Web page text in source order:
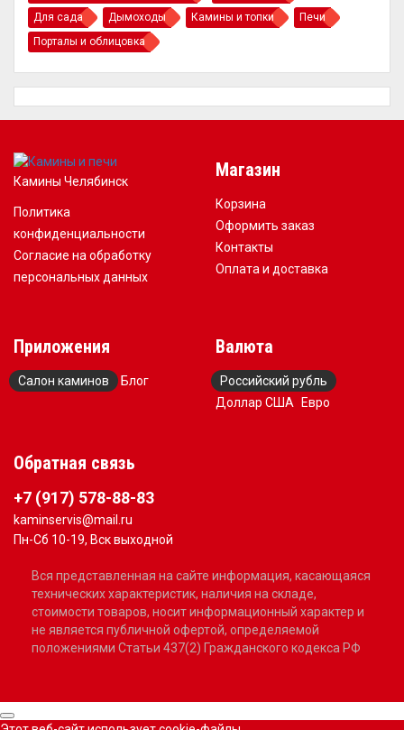
Для сада
Дымоходы Камины и топки
Печи
Порталы и облицовка
Камины Челябинск
Политика
конфиденциальности
Согласие на обработку
персональных данных
Магазин
Корзина
Оформить заказ
Контакты
Оплата и доставка
Приложения
Салон каминов Блог
Валюта
Российский рубль
Доллар США
Евро
Обратная связь
+7 (917) 578-88-83
kaminservis@mail.ru
Пн-Сб 10-19, Вск выходной
Вся представленная на сайте информация, касающаяся
технических характеристик, наличия на складе,
стоимости товаров, носит информационный характер и
не является публичной офертой, определяемой
положениями Статьи 437(2) Гражданского кодекса РФ